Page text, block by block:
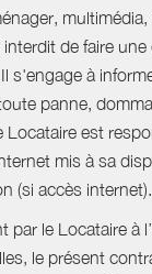
de faire
s'engage à
panne,
est
mis à sa
(si accès internet).
par le Locataire à
le présent